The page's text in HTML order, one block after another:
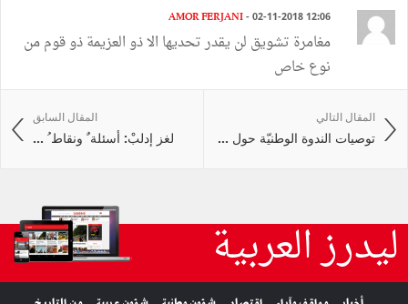
AMOR FERJANI- 02-11-2018 12:06
مغامرة تشويق لن يقدر تحديها الا ذو العزيمة ذو قوم من
نوع خاص
المقال السابق
لغز إدلبْ: أسئلة ٌ ونقاط ُ ...
المقال التالي
توصيات الندوة الوطنيّة حول ...
ليدرز العربية